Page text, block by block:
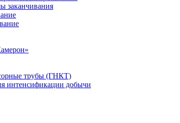
заканчивания
трубы (ГНКТ)
интенсификации добычи